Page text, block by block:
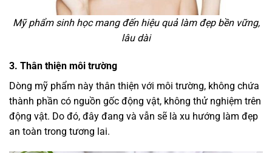
Mỹ phẩm sinh học mang đến hiệu quả làm đẹp bền vững,
lâu dài
3. Thân thiện môi trường
Dòng mỹ phẩm này thân thiện với môi trường, không chứa
thành phần có nguồn gốc động vật, không thử nghiệm trên
động vật. Do đó, đây đang và vẫn sẽ là xu hướng làm đẹp
an toàn trong tương lai.